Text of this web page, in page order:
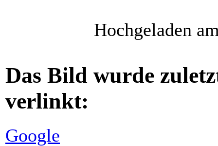
Hochgeladen
Das Bild wurde
verlinkt:
Google